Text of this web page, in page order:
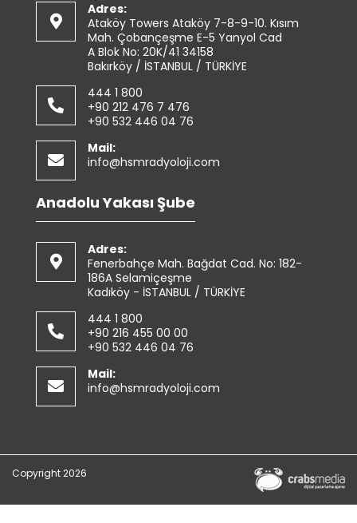
Adres:
Ataköy Towers Ataköy 7-8-9-10. Kısım
Mah. Çobançeşme E-5 Yanyol Cad
A Blok No: 20K/41 34158
Bakırköy / İSTANBUL / TÜRKİYE
444 1 800
+90 212 476 7 476
+90 532 446 04 76
Mail:
info@hsmradyoloji.com
Anadolu Yakası Şube
Adres:
Fenerbahçe Mah. Bağdat Cad. No: 182-
186A Selamiçeşme
Kadıköy - İSTANBUL / TÜRKİYE
444 1 800
+90 216 455 00 00
+90 532 446 04 76
Mail:
info@hsmradyoloji.com
Copyright 2026